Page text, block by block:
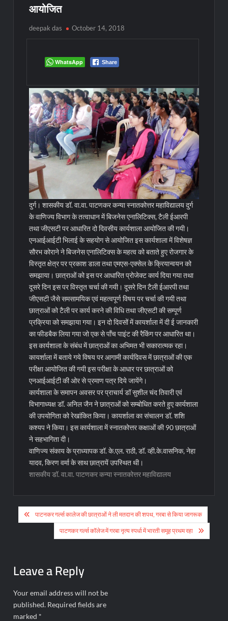
आयोजित
deepak das October 14, 2018
WhatsApp Share
दुर्ग। शासकीय डॉ. वा.वा. पाटणकर कन्या स्नातकोत्तर महाविद्यालय दुर्ग
के वाणिज्य विभाग के तत्वाधान में बिजनेस एनालिटिक्स, टैली ईआरपी
तथा जीएसटी पर आधारित दो दिवसीय कार्यशाला आयोजित की गयी।
एनआईआईटी भिलाई के सहयोग से आयोजित इस कार्यशाला में विशेषज्ञ
सौरभ कोराने ने बिजनेस एनालिटिक्स के महत्व को बताते हुए रोजगार के
विस्तृत क्षेत्र पर प्रकाश डाला तथा एमएस-एक्सेल के क्रियान्वयन को
समझाया। छात्राओं को इस पर आधारित प्रोजेक्ट कार्य दिया गया तथा
दूसरे दिन इस पर विस्तृत चर्चा की गयी।दूसरे दिन टैली ईआरपी तथा
जीएसटी जैसे समसामयिक एवं महत्वपूर्ण विषय पर चर्चा की गयी तथा
छात्राओं को टैली पर कार्य करने की विधि तथा जीएसटी की सम्पूर्ण
प्रक्रिया को समझाया गया। इन दो दिवसों में कायर्शाला में दी ई जानकारी
का फीडबैक लिया गया जो एक से पाँच पाइंट की रैकिंग पर आधारित था।
इस कार्यशाला के संबंध में छात्राओं का अभिमत भी सकारात्मक रहा।
कायर्शाला में बताये गये विषय पर आगामी कार्यदिवस में छात्राओं की एक
परीक्षा आयोजित की गयी इस परीक्षा के आधार पर छात्राओं को
एनआईआईटी की ओर से प्रमाण पत्र दिये जायेंगे।
कार्यशाला के समापन अवसर पर प्राचार्य डॉ सुशील चंद तिवारी एवं
विभागाध्यक्ष डॉ. अनिल जैन ने छात्राओं को सम्बोधित करते हुए कार्यशाला
की उपयोगिता को रेखांकित किया। कायर्शाला का संचालन डॉ. शशि
कश्यप ने किया। इस कार्यशाला में स्नातकोत्तर कक्षाओं की 90 छात्राओं
ने सहभागिता दी।
वाणिज्य संकाय के प्राध्यापक डॉ. के.एल. राठी, डॉ. व्ही.के.वासनिक, नेहा
यादव, किरण वर्मा के साथ छात्रायें उपस्थित थी।
शासकीय डॉ. वा.वा. पाटणकर कन्या स्नातकोत्तर महाविद्यालय
Post
navigation
पाटनकर गर्ल्स कालेज की छात्राओं ने ली मतदान की शपथ, गरबा से किया जागरूक
पाटणकर गर्ल्स कॉलेज में गरबा नृत्य स्पर्धा में भारती समूह प्रथम रहा
Leave a Reply
Your email address will not be
published. Required fields are
marked *